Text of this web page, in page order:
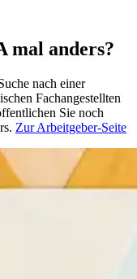
mal anders?
nach einer
Fachangestellten
Sie noch
Zur Arbeitgeber-Seite